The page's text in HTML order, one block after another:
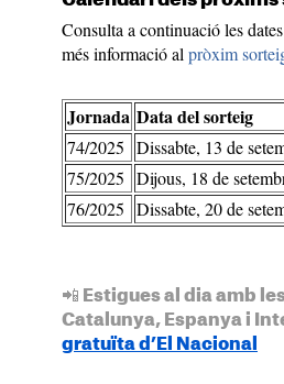
Consulta a continuació les
més informació al pròxim
Jornada Data del sorteig
74/2025 Dissabte, 13 de
75/2025 Dijous, 18 de
76/2025 Dissabte, 20 de
📲 Estigues al dia amb
Catalunya, Espanya i
gratuïta d’El Nacional